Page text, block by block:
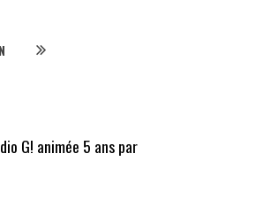
G! animée 5 ans par